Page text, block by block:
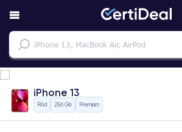
iPhone 13
Röd 256 Gb Premium